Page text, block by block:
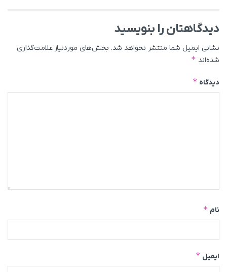
دیدگاهتان را بنویسید
نشانی ایمیل شما منتشر نخواهد شد. بخش‌های موردنیاز علامت‌گذاری
شده‌اند *
دیدگاه *
نام *
ایمیل *